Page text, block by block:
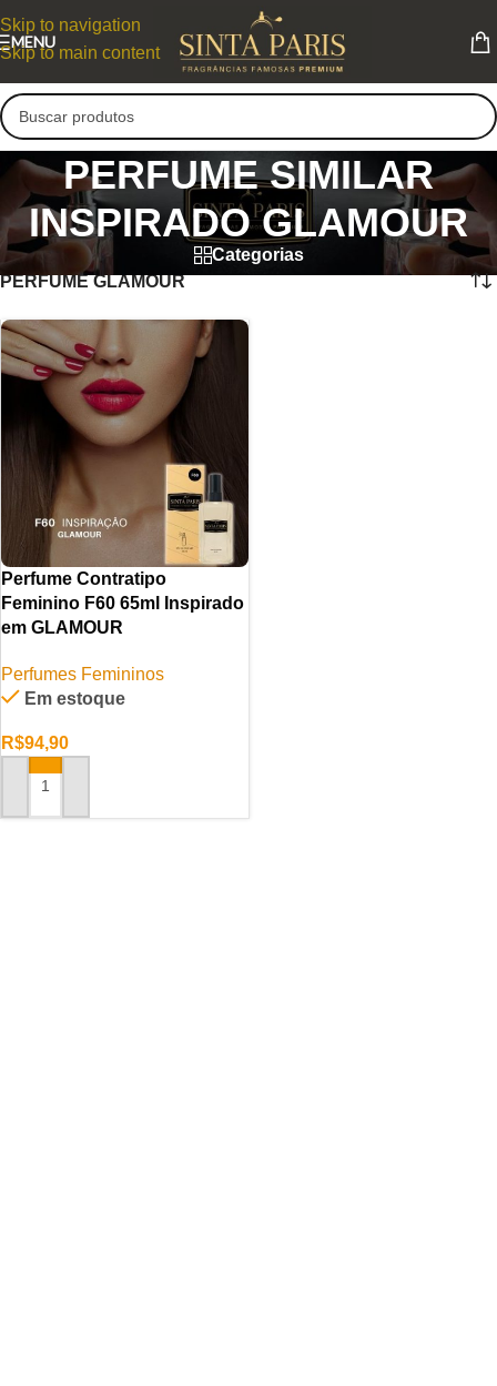
Skip to navigation
Skip to main content
MENU
PERFUME SIMILAR
INSPIRADO GLAMOUR
Categorias
PERFUME GLAMOUR
Perfume Contratipo
Feminino F60 65ml Inspirado
em GLAMOUR
Perfumes Femininos
Em estoque
R$94,90
ADICIONAR AO CARRINHO